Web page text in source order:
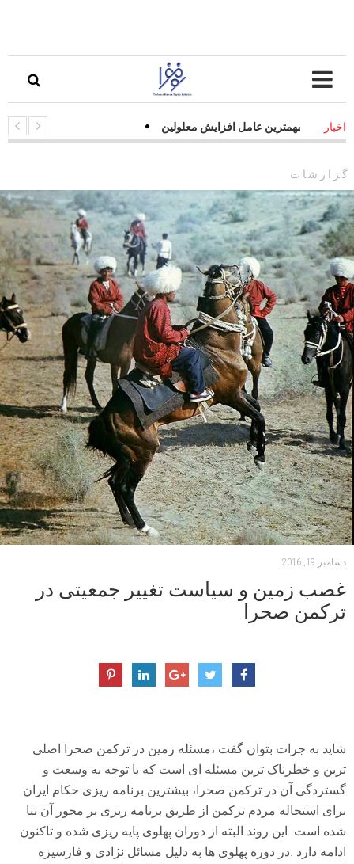
اخبار جاده‌ای مهمترین عامل افزایش معلولین
گزارشات
دسامبر 19, 2016
غصب زمین و سیاست تغییر جمعیتی در
ترکمن صحرا
شاید به جرات بتوان گفت ،مسئله زمین در ترکمن صحرا اصلی
ترین و خطرناک ترین مسئله ای است که با توجه به وسعت و
گستردگی آن در ترکمن صحرا، بیشترین برنامه ریزی حکام ایران
برای استحاله مردم ترکمن از طریق برنامه ریزی بر محور آن بنا
شده است .این روند البته از دوران پهلوی پایه ریزی شده و تاکنون
ادامه دارد .در دوره پهلوی ها به دلیل مسائل نژادی و فارسیزه